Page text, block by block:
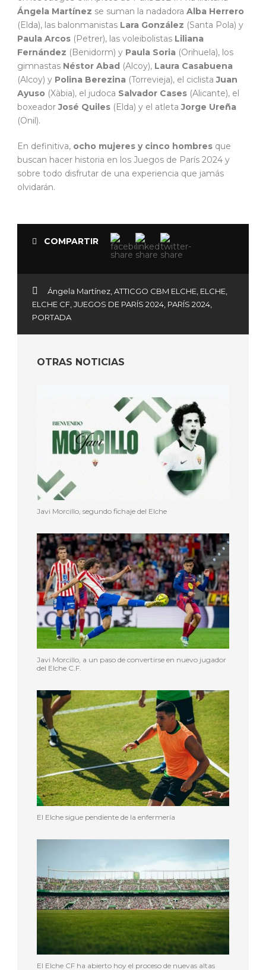
Ángela Martínez se suman la nadadora Alba Herrero
(Elda), las balonmanistas Lara González (Santa Pola) y
Paula Arcos (Petrer), las voleibolistas Liliana
Fernández (Benidorm) y Paula Soria (Orihuela), los
gimnastas Néstor Abad (Alcoy), Laura Casabuena
(Alcoy) y Polina Berezina (Torrevieja), el ciclistaJuan
Ayuso (Xàbia), el judoca Salvador Cases (Alicante), el
boxeadorJosé Quiles (Elda) y el atletaJorge Ureña
(Onil).
En definitiva, ocho mujeres y cinco hombres que
buscan hacer historia en los Juegos de París 2024 y
sobre todo disfrutar de una experiencia que jamás
olvidarán.
COMPARTIR
Ángela Martínez ATTICGO CBM ELCHE ELCHE
ELCHE CF JUEGOS DE PARÍS 2024 PARÍS 2024
PORTADA
OTRAS NOTICIAS
Javi Morcillo, segundo fichaje del Elche
Javi Morcillo, a un paso de convertirse en nuevo jugador
del Elche C.F.
El Elche sigue pendiente de la enfermería
El Elche CF ha abierto hoy el proceso de nuevas altas